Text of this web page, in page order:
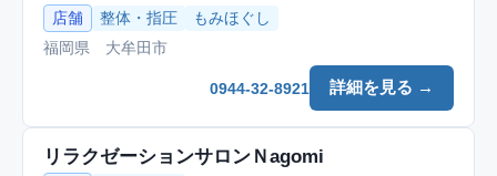
店舗 整体・指圧
もみほぐし
福岡県 大牟田市
詳細を見る →
0944-32-8921
リラクゼーションサロンＮagomi